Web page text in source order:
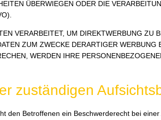
ÜBERWIEGEN ODER DIE
VERARBEITET, UM DIREKTWERBUNG
ZUM ZWECKE DERARTIGER
WERDEN IHRE
zuständigen
den Betroffenen ein Beschwerderecht bei